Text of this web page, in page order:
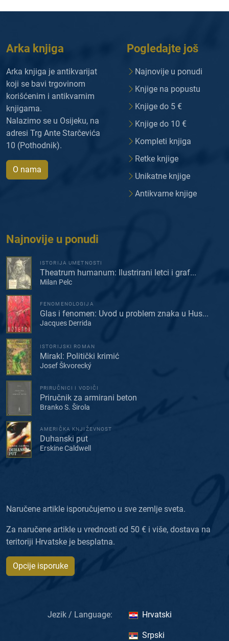
Arka knjiga
Arka knjiga je antikvarijat
koji se bavi trgovinom
korišćenim i antikvarnim
knjigama.
Nalazimo se u Osijeku, na
adresi Trg Ante Starčevića
10 (Pothodnik).
O nama
Pogledajte još
Najnovije u ponudi
Knjige na popustu
Knjige do 5 €
Knjige do 10 €
Kompleti knjiga
Retke knjige
Unikatne knjige
Antikvarne knjige
Najnovije u ponudi
ISTORIJA UMETNOSTI
Theatrum humanum: Ilustrirani letci i graf...
Milan Pelc
FENOMENOLOGIJA
Glas i fenomen: Uvod u problem znaka u Hus...
Jacques Derrida
ISTORIJSKI ROMAN
Mirakl: Politički krimić
Josef Škvorecký
PRIRUČNICI I VODIČI
Priručnik za armirani beton
Branko S. Širola
AMERIČKA KNJIŽEVNOST
Duhanski put
Erskine Caldwell
Naručene artikle isporučujemo u sve zemlje sveta.
Za naručene artikle u vrednosti od 50 € i više, dostava na
teritoriji Hrvatske je besplatna.
Opcije isporuke
Jezik / Language: Hrvatski
Srpski